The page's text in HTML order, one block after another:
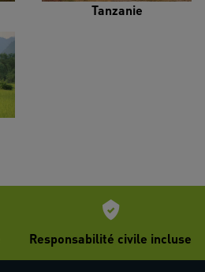
Tanzanie
Responsabilité civile incluse